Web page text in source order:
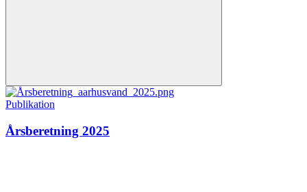
Publikation
Årsberetning 2025